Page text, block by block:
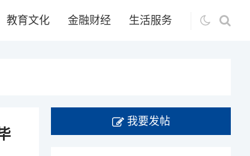
教育文化 金融财经 生活服务
我要发帖